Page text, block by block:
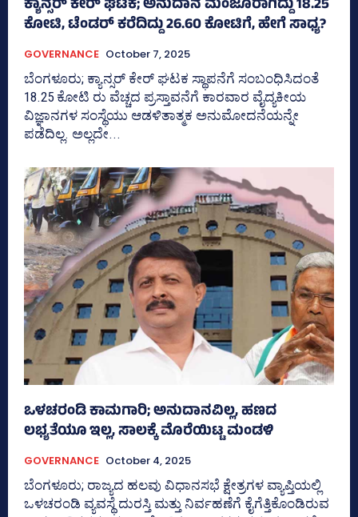
ಕ್ಯಾನ್ಸರ್‍‌ ಕೇರ್‍‌ ಘಟಕ; ಅನುದಾನ ಮಂಜೂರಾಗಿದ್ದು 18.25
ಕೋಟಿ, ಟೆಂಡರ್ ಕರೆದಿದ್ದು 26.60 ಕೋಟಿಗೆ, ಹೇಗೆ ಸಾಧ್ಯ?
GOVERNANCE October 7, 2025
ಬೆಂಗಳೂರು; ಕ್ಯಾನ್ಸರ್‍‌ ಕೇರ್‍‌ ಘಟಕ ಸ್ಥಾಪನೆಗೆ ಸಂಬಂಧಿಸಿದಂತೆ
18.25 ಕೋಟಿ ರು ವೆಚ್ಚದ ಪ್ರಸ್ತಾವನೆಗೆ ಕಾರವಾರ ವೈದ್ಯಕೀಯ
ವಿಜ್ಞಾನಗಳ ಸಂಸ್ಥೆಯು ಆಡಳಿತಾತ್ಮಕ ಅನುಮೋದನೆಯನ್ನೇ
ಪಡೆದಿಲ್ಲ. ಅಲ್ಲದೇ...
ಒಳಚರಂಡಿ ಕಾಮಗಾರಿ; ಅನುದಾನವಿಲ್ಲ, ಹಣದ
ಲಭ್ಯತೆಯೂ ಇಲ್ಲ, ಸಾಲಕ್ಕೆ ಮೊರೆಯಿಟ್ಟ ಮಂಡಳಿ
GOVERNANCE October 4, 2025
ಬೆಂಗಳೂರು; ರಾಜ್ಯದ ಹಲವು ವಿಧಾನಸಭೆ ಕ್ಷೇತ್ರಗಳ ವ್ಯಾಪ್ತಿಯಲ್ಲಿ
ಒಳಚರಂಡಿ ವ್ಯವಸ್ಥೆ ದುರಸ್ತಿ ಮತ್ತು ನಿರ್ವಹಣೆಗೆ ಕೈಗೆತ್ತಿಕೊಂಡಿರುವ